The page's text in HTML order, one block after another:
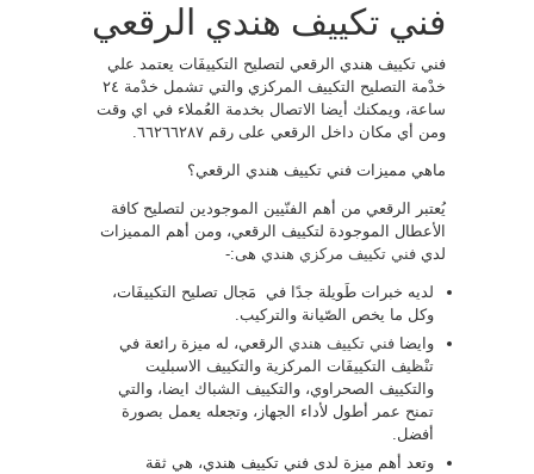
فني تكييف هندي الرقعي
فني تكييف هندي الرقعي لتصليح التكييفَات يعتمد علي
خدْمة التصليح التكييف المركزي والتي تشمل خدْمة ٢٤
ساعة، ويمكنك أيضا الاتصال بخدمة العُملاء في اي وقت
ومن أي مكان داخل الرقعي على رقم ٦٦٢٦٦٢٨٧.
ماهي مميزات فني تكييف هندي الرقعي؟
يُعتبر الرقعي من أهم الفنّيين الموجودين لتصليح كافة
الأعطال الموجودة لتكييف الرقعي، ومن أهم المميزات
لدي فني تكييف مركزي هندي هى:-
لديه خبرات طَويلة جدًا في مَجال تصليح التكييفَات،
وكل ما يخص الصّيانة والتركيب.
وايضا فني تكييف هندي الرقعي، له ميزة رائعة في
تنْظيف التكييفَات المركزية والتكييف الاسبليت
والتكييف الصحراوي، والتكييف الشباك ايضا، والتي
تمنح عمر أطول لأداء الجهاز، وتجعله يعمل بصورة
أفضل.
وتعد أهم ميزة لدى فني تكييف هندي، هي ثقة